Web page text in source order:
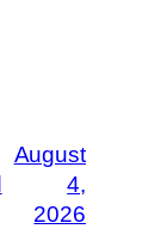
August
4,
2026